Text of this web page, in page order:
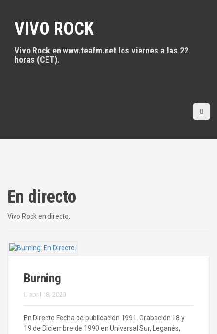
VIVO ROCK
Vivo Rock en www.teafm.net los viernes a las 22
horas (CET).
En directo
Vivo Rock en directo.
Burning
abril 18, 2020
En Directo Fecha de publicación 1991. Grabación 18 y
19 de Diciembre de 1990 en Universal Sur, Leganés,